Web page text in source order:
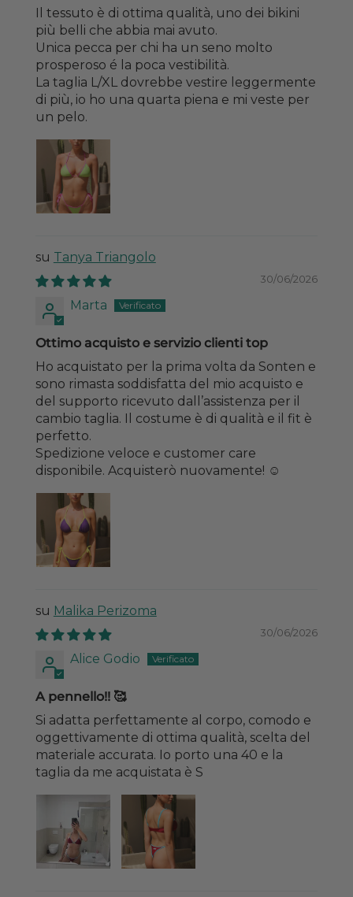
Il tessuto è di ottima qualità, uno dei bikini
più belli che abbia mai avuto.
Unica pecca per chi ha un seno molto
prosperoso é la poca vestibilità.
La taglia L/XL dovrebbe vestire leggermente
di più, io ho una quarta piena e mi veste per
un pelo.
Tanya Triangolo
30/06/2026
Marta
Ottimo acquisto e servizio clienti top
Ho acquistato per la prima volta da Sonten e
sono rimasta soddisfatta del mio acquisto e
del supporto ricevuto dall’assistenza per il
cambio taglia. Il costume è di qualità e il fit è
perfetto.
Spedizione veloce e customer care
disponibile. Acquisterò nuovamente! ☺️
Malika Perizoma
30/06/2026
Alice Godio
A pennello!! 🥰
Si adatta perfettamente al corpo, comodo e
oggettivamente di ottima qualità, scelta del
materiale accurata. Io porto una 40 e la
taglia da me acquistata è S